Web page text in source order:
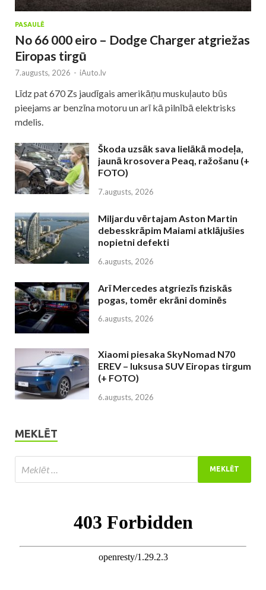
PASAULĒ
No 66 000 eiro – Dodge Charger atgriežas
Eiropas tirgū
7.augusts, 2026 - iAuto.lv
Līdz pat 670 Zs jaudīgais amerikāņu muskuļauto būs
pieejams ar benzīna motoru un arī kā pilnībā elektrisks
mdelis.
Škoda uzsāk sava lielākā modeļa,
jaunā krosovera Peaq, ražošanu (+
FOTO)
7.augusts, 2026
Miljardu vērtajam Aston Martin
debesskrāpim Maiami atklājušies
nopietni defekti
6.augusts, 2026
Arī Mercedes atgriezīs fiziskās
pogas, tomēr ekrāni dominēs
6.augusts, 2026
Xiaomi piesaka SkyNomad N70
EREV – luksusa SUV Eiropas tirgum
(+ FOTO)
6.augusts, 2026
MEKLĒT